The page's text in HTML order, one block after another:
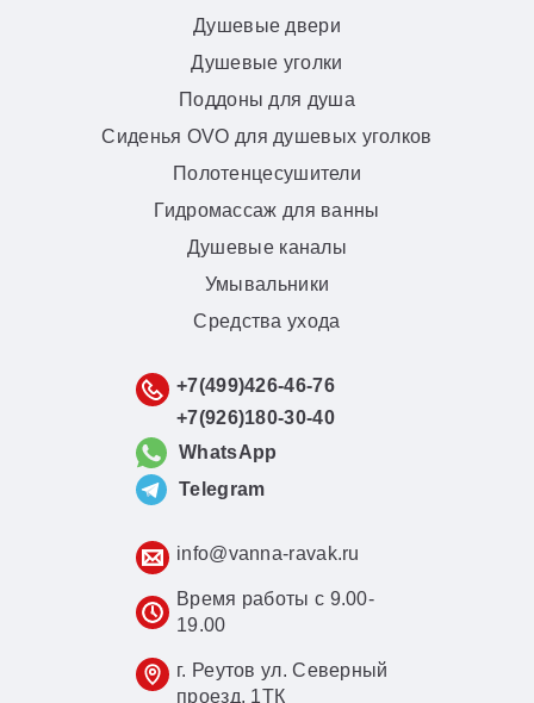
Душевые двери
Душевые уголки
Поддоны для душа
Сиденья OVO для душевых уголков
Полотенцесушители
Гидромассаж для ванны
Душевые каналы
Умывальники
Средства ухода
+7(499)426-46-76
+7(926)180-30-40
WhatsApp
Telegram
info@vanna-ravak.ru
Время работы с 9.00-
19.00
г. Реутов ул. Северный
проезд, 1ТК